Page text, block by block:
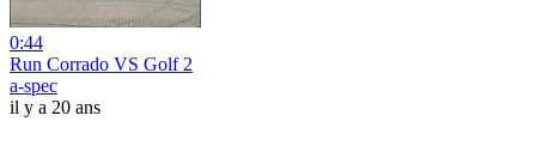
0:44
Run Corrado VS Golf 2
a-spec
il y a 20 ans